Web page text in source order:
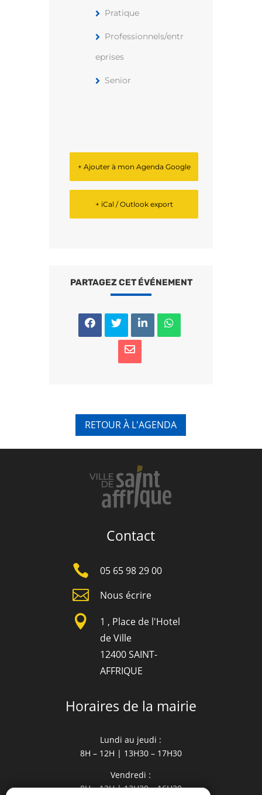
Pratique
Professionnels/entr
eprises
Senior
+ Ajouter à mon Agenda Google
+ iCal / Outlook export
PARTAGEZ CET ÉVÉNEMENT
RETOUR À L'AGENDA
Contact
 05 65 98 29 00
 Nous écrire

1 , Place de l'Hotel
de Ville
12400 SAINT-
AFFRIQUE
Horaires de la mairie
Lundi au jeudi :
8H – 12H | 13H30 – 17H30
Vendredi :
8H – 12H | 13H30 – 16H30